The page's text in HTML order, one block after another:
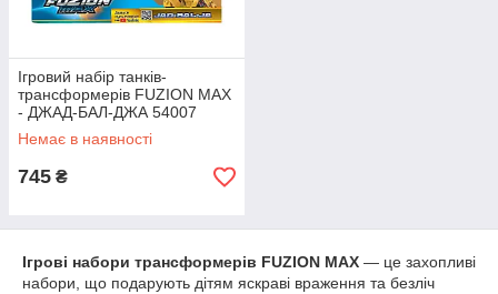
Ігровий набір танків-
трансформерів FUZION MAX
- ДЖАД-БАЛ-ДЖА 54007
Немає в наявності
745 ₴
Ігрові набори трансформерів FUZION MAX — це захопливі
набори, що подарують дітям яскраві враження та безліч